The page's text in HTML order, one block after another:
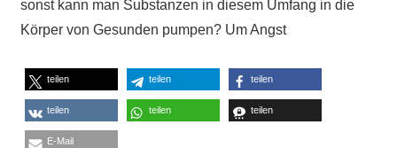
sonst kann man Substanzen in diesem Umfang in die
Körper von Gesunden pumpen? Um Angst
teilen teilen teilen
teilen teilen teilen
E-Mail